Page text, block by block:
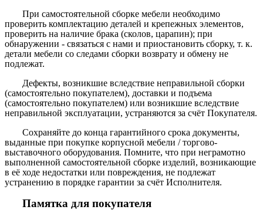
При самостоятельной сборке мебели необходимо
проверить комплектацию деталей и крепежных элементов,
проверить на наличие брака (сколов, царапин); при
обнаружении - связаться с нами и приостановить сборку, т. к.
детали мебели со следами сборки возврату и обмену не
подлежат.
Дефекты, возникшие вследствие неправильной сборки
(самостоятельно покупателем), доставки и подъема
(самостоятельно покупателем) или возникшие вследствие
неправильной эксплуатации, устраняются за счёт Покупателя.
Сохраняйте до конца гарантийного срока документы,
выданные при покупке корпусной мебели / торгово-
выставочного оборудования. Помните, что при неграмотно
выполненной самостоятельной сборке изделий, возникающие
в её ходе недостатки или повреждения, не подлежат
устранению в порядке гарантии за счёт Исполнителя.
Памятка для покупателя